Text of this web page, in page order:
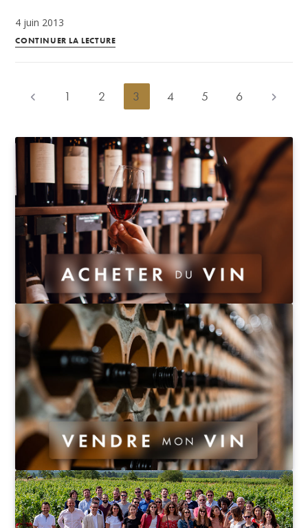
Cognac
cave
Matignon
?
4 juin 2013
CONTINUER LA LECTURECombien
bouteille
de
1990
?
Go to the previous page
1 2 3 4 5 6 Aller à